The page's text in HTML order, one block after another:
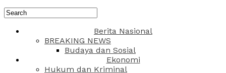
Berita Nasional
BREAKING NEWS
Budaya dan Sosial
Ekonomi
Hukum dan Kriminal